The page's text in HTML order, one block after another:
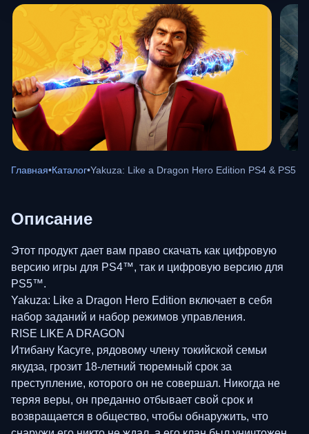
Главная•Каталог•Yakuza: Like a Dragon Hero Edition PS4 & PS5
Описание
Этот продукт дает вам право скачать как цифровую
версию игры для PS4™, так и цифровую версию для
PS5™.
Yakuza: Like a Dragon Hero Edition включает в себя
набор заданий и набор режимов управления.
RISE LIKE A DRAGON
Итибану Касуге, рядовому члену токийской семьи
якудза, грозит 18-летний тюремный срок за
преступление, которого он не совершал. Никогда не
теряя веры, он преданно отбывает свой срок и
возвращается в общество, чтобы обнаружить, что